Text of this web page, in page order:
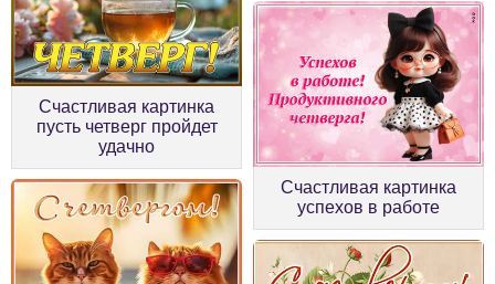
Счастливая картинка
пусть четверг пройдет
удачно
Счастливая картинка
успехов в работе